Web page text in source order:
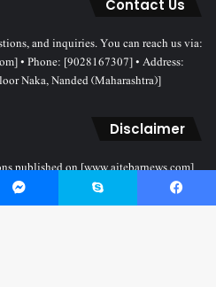
Contact Us
and inquiries. You can reach us via:
• Phone: [9028167307] • Address:
Naka, Nanded (Maharashtra)]
Disclaimer
published on [www.aitebarnews.com]
opinions of the authors. These views
of the Aitebar News management. Any
Facebook
Skype
Messenger